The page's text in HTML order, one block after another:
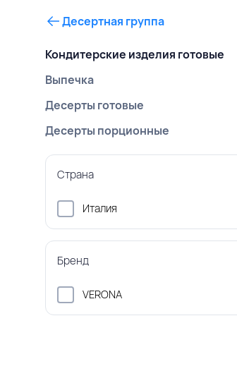
Десертная группа
Кондитерские изделия готовые
Выпечка
Десерты готовые
Десерты порционные
Страна
Италия
Бренд
VERONA